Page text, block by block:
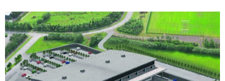
Sauðárkróki 15. október.